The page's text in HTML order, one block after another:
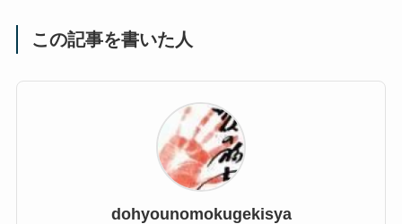
この記事を書いた人
dohyounomokugekisya